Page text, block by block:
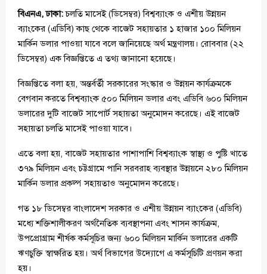
বিএনএ, ঢাকা:চলতি মাসেই (ডিসেম্বর) বিশ্বব্যাংক ও এশীয় উন্নয়ন
ব্যাংকের (এডিবি) কাছ থেকে বাজেট সহায়তার ১ হাজার ১০০ মিলিয়ন
মার্কিন ডলার পাওয়া যাবে বলে জানিয়েছে অর্থ মন্ত্রণালয়। রোববার (২২
ডিসেম্বর) এক বিজ্ঞপ্তিতে এ তথ্য জানানো হয়েছে।
বিজ্ঞপ্তিতে বলা হয়, অন্তর্বর্তী সরকারের সংস্কার ও উন্নয়ন কার্যক্রমকে
বেগবান করতে বিশ্বব্যাংক ৫০০ মিলিয়ন ডলার এবং এডিবি ৬০০ মিলিয়ন
ডলারের দুটি বাজেট সাপোর্ট সহায়তা অনুমোদন করেছে। এই বাজেট
সহায়তা চলতি মাসেই পাওয়া যাবে।
এতে বলা হয়, বাজেট সহায়তার পাশাপাশি বিশ্বব্যাংক স্বাস্থ্য ও পুষ্টি খাতে
৩৭৯ মিলিয়ন এবং চট্টগ্রামে পানি সরবরাহ ব্যবস্থার উন্নয়নে ২৮০ মিলিয়ন
মার্কিন ডলার প্রকল্প সহায়তাও অনুমোদন করেছে।
গত ১৮ ডিসেম্বর বাংলাদেশ সরকার ও এশীয় উন্নয়ন ব্যাংকের (এডিবি)
মধ্যে শক্তিশালীকরণ অর্থনৈতিক ব্যবস্থাপনা এবং শাসন কার্যক্রম,
উপপ্রোগ্রাম শীর্ষক কর্মসূচির জন্য ৬০০ মিলিয়ন মার্কিন ডলারের একটি
ঋণচুক্তি স্বাক্ষরিত হয়। অর্থ বিভাগের উদ্যোগে এ কর্মসূচিটি প্রণয়ন করা
হয়।